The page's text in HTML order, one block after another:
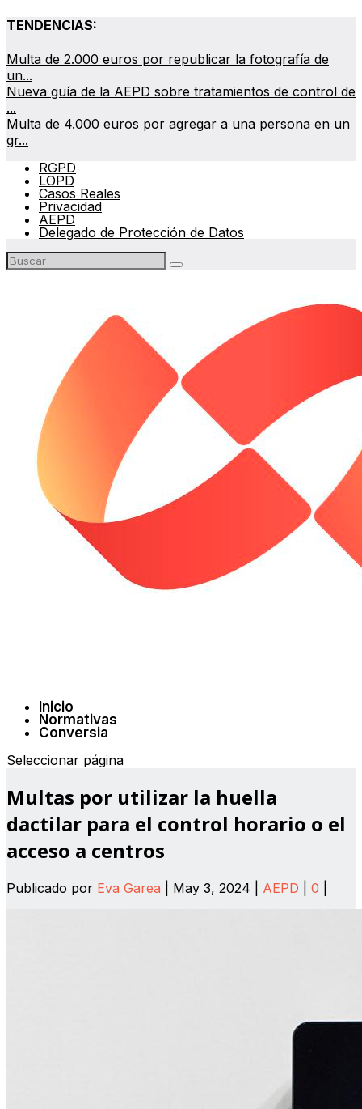
TENDENCIAS:
Multa de 2.000 euros por republicar la fotografía de
un...
Nueva guía de la AEPD sobre tratamientos de control de
...
Multa de 4.000 euros por agregar a una persona en un
gr...
RGPD
LOPD
Casos Reales
Privacidad
AEPD
Delegado de Protección de Datos
Inicio
Normativas
Conversia
Seleccionar página
Multas por utilizar la huella
dactilar para el control horario o el
acceso a centros
Publicado por Eva Garea May 3, 2024 AEPD 0